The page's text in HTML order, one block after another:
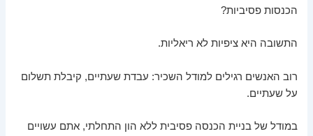
הכנסות פסיביות?
התשובה היא ציפיות לא ריאליות.
רוב האנשים רגילים למודל השכיר: עבדת שעתיים, קיבלת תשלום
על שעתיים.
במודל של בניית הכנסה פסיבית ללא הון התחלתי, אתם עשויים